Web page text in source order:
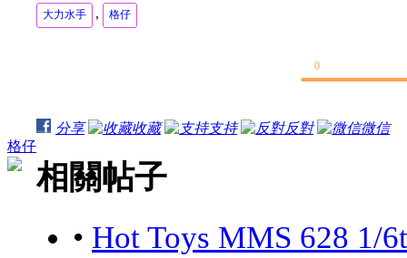
格仔
大力水手 , 格仔
0
分享 收藏 支持 反對 微信
相關帖子
• Hot Toys MMS 628 1/